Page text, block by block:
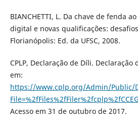
BIANCHETTI, L. Da chave de fenda
digital e novas qualificações:
Florianópolis: Ed. da UFSC, 2008.
CPLP, Declaração de Díli.
em:
https://www.cplp.org/Admin/Public/
Acesso em 31 de outubro de 2017.